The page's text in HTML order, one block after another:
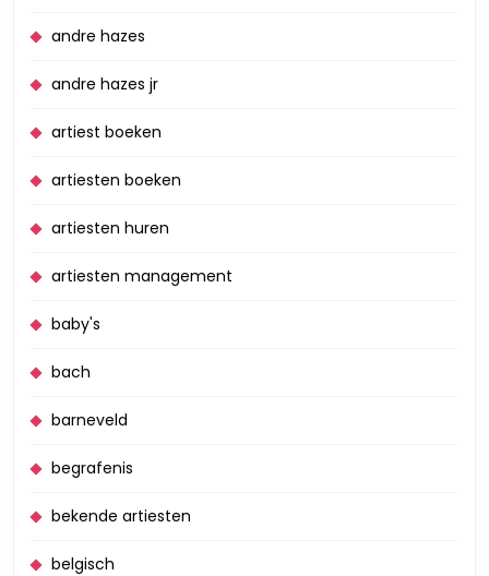
andre hazes
andre hazes jr
artiest boeken
artiesten boeken
artiesten huren
artiesten management
baby's
bach
barneveld
begrafenis
bekende artiesten
belgisch